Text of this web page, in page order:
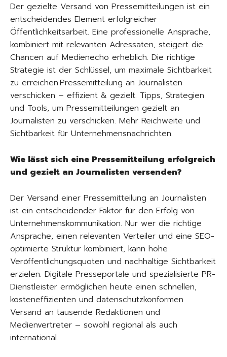
Der gezielte Versand von Pressemitteilungen ist ein
entscheidendes Element erfolgreicher
Öffentlichkeitsarbeit. Eine professionelle Ansprache,
kombiniert mit relevanten Adressaten, steigert die
Chancen auf Medienecho erheblich. Die richtige
Strategie ist der Schlüssel, um maximale Sichtbarkeit
zu erreichen.Pressemitteilung an Journalisten
verschicken – effizient & gezielt. Tipps, Strategien
und Tools, um Pressemitteilungen gezielt an
Journalisten zu verschicken. Mehr Reichweite und
Sichtbarkeit für Unternehmensnachrichten.
Wie lässt sich eine Pressemitteilung erfolgreich
und gezielt an Journalisten versenden?
Der Versand einer Pressemitteilung an Journalisten
ist ein entscheidender Faktor für den Erfolg von
Unternehmenskommunikation. Nur wer die richtige
Ansprache, einen relevanten Verteiler und eine SEO-
optimierte Struktur kombiniert, kann hohe
Veröffentlichungsquoten und nachhaltige Sichtbarkeit
erzielen. Digitale Presseportale und spezialisierte PR-
Dienstleister ermöglichen heute einen schnellen,
kosteneffizienten und datenschutzkonformen
Versand an tausende Redaktionen und
Medienvertreter – sowohl regional als auch
international.